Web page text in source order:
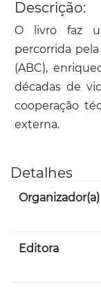
Descrição:
O livro faz
percorrida
(ABC),
décadas de
cooperação
externa.
Detalhes
Organizador(a)
Editora